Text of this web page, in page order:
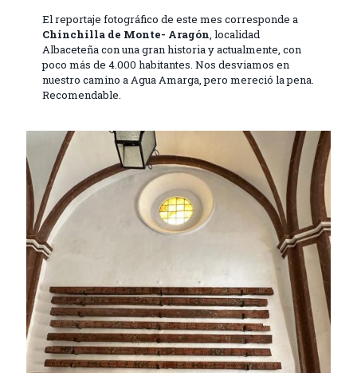
El reportaje fotográfico de este mes corresponde a
Chinchilla de Monte- Aragón, localidad
Albaceteña con una gran historia y actualmente, con
poco más de 4.000 habitantes. Nos desviamos en
nuestro camino a Agua Amarga, pero mereció la pena.
Recomendable.